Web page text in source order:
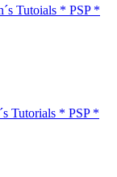
Tutoials * PSP *
Tutorials * PSP *